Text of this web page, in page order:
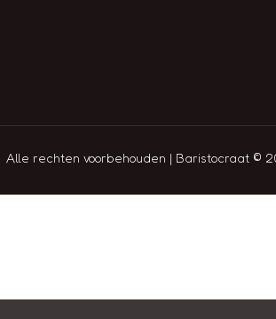
Alle rechten voorbehouden | Baristocraat ©